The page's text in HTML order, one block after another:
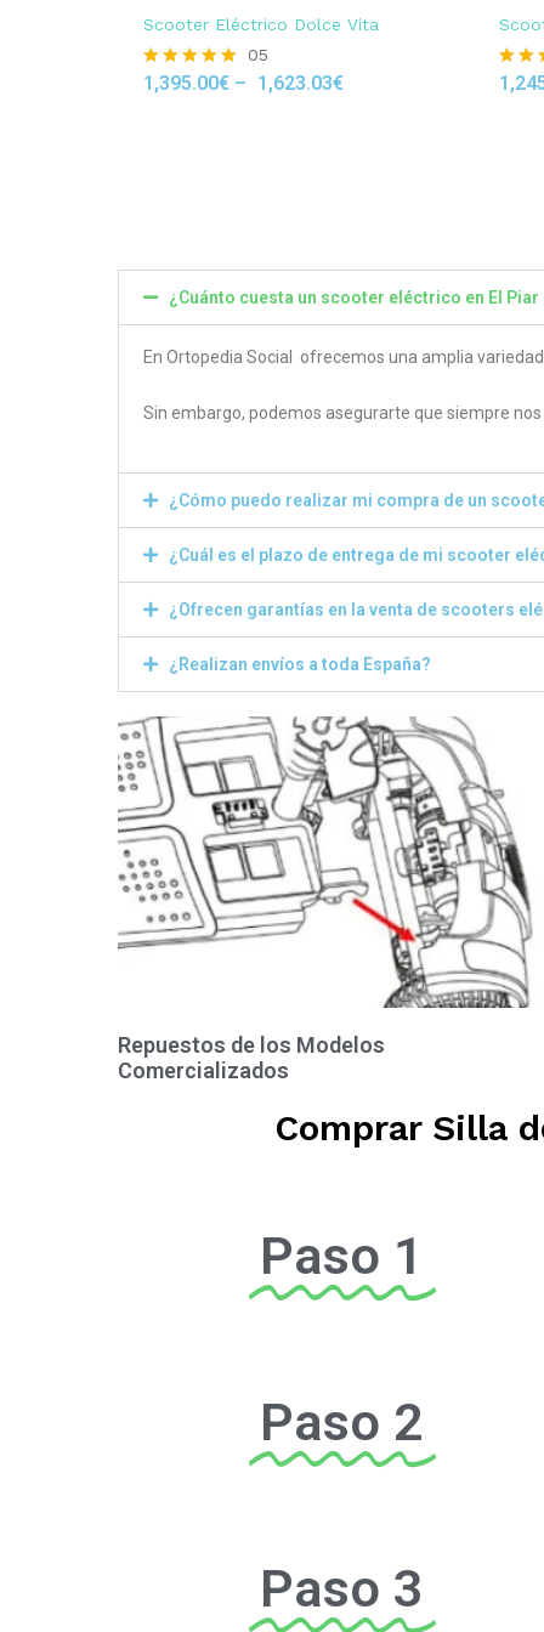
Scooter Eléctrico Dolce Vita
Rated
05
1,395.00€ – 1,623.03€
Rated
¿Cuánto cuesta un scooter eléctrico en El Piar
En Ortopedia Social ofrecemos una amplia
Sin embargo, podemos asegurarte que siempre
¿Cómo puedo realizar mi compra de un
¿Cuál es el plazo de entrega de mi scooter
¿Ofrecen garantías en la venta de scooters
¿Realizan envíos a toda España?
Repuestos de los Modelos
Comercializados
Comprar Silla
Paso 1
Paso 2
Paso 3